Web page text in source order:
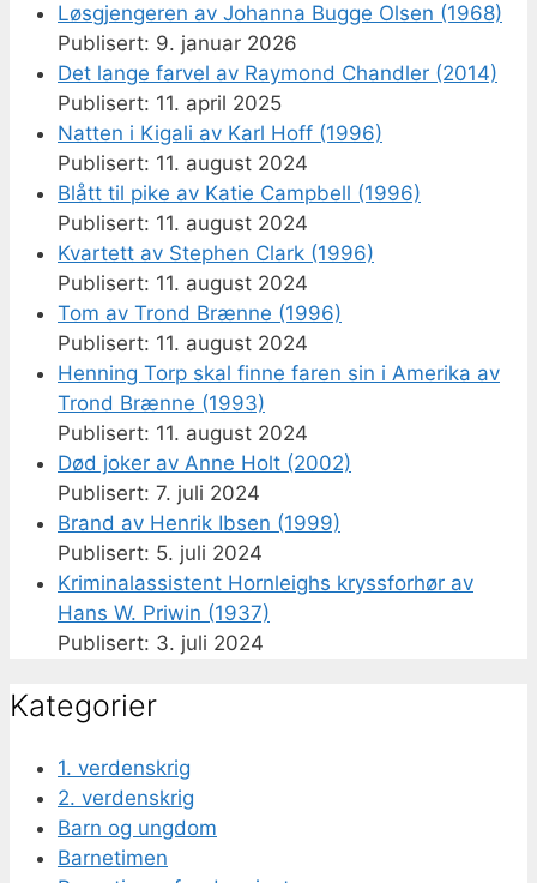
Løsgjengeren av Johanna Bugge Olsen (1968)
9. januar 2026
Det lange farvel av Raymond Chandler (2014)
11. april 2025
Natten i Kigali av Karl Hoff (1996)
11. august 2024
Blått til pike av Katie Campbell (1996)
11. august 2024
Kvartett av Stephen Clark (1996)
11. august 2024
Tom av Trond Brænne (1996)
11. august 2024
Henning Torp skal finne faren sin i Amerika av
Trond Brænne (1993)
11. august 2024
Død joker av Anne Holt (2002)
7. juli 2024
Brand av Henrik Ibsen (1999)
5. juli 2024
Kriminalassistent Hornleighs kryssforhør av
Hans W. Priwin (1937)
3. juli 2024
Kategorier
1. verdenskrig
2. verdenskrig
Barn og ungdom
Barnetimen